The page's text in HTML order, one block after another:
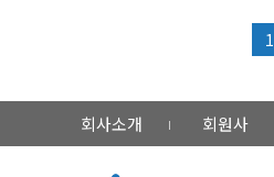
1
회사소개 회원사